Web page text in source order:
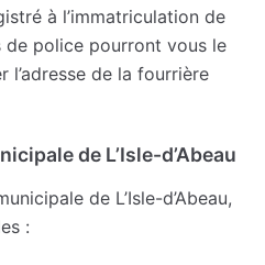
à l’immatriculation de
de police pourront vous le
de la fourrière
de L’Isle-d’Abeau
de L’Isle-d’Abeau,
: